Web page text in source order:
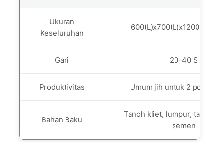
Ukuran
Keseluruhan
Gari 20-40 S
Produktivitas Umum jih untuk 2 pcs/
Bahan Baku
Tanoh kliet, lumpur, tanoh,
semen